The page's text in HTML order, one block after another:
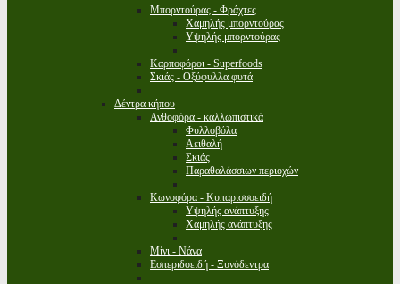
Μπορντούρας - Φράχτες
Χαμηλής μπορντούρας
Υψηλής μπορντούρας
Καρποφόροι - Superfoods
Σκιάς - Οξύφυλλα φυτά
Δέντρα κήπου
Ανθοφόρα - καλλωπιστικά
Φυλλοβόλα
Αειθαλή
Σκιάς
Παραθαλάσσιων περιοχών
Κωνοφόρα - Κυπαρισσοειδή
Υψηλής ανάπτυξης
Χαμηλής ανάπτυξης
Μίνι - Νάνα
Εσπεριδοειδή - Ξυνόδεντρα